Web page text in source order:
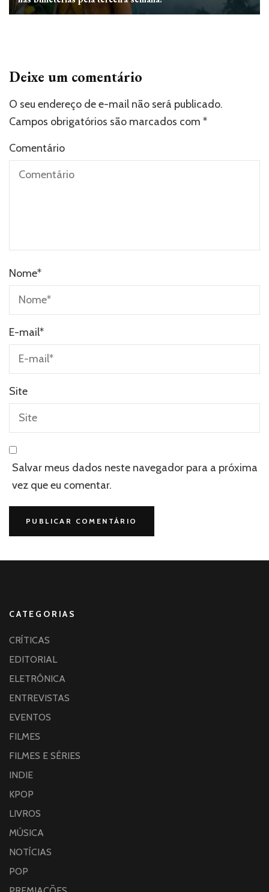
Deixe um comentário
O seu endereço de e-mail não será publicado.
Campos obrigatórios são marcados com *
Comentário
Nome*
E-mail*
Site
Salvar meus dados neste navegador para a próxima
vez que eu comentar.
CATEGORIAS
CRÍTICAS
EDITORIAL
ELETRÔNICA
ENTREVISTAS
EVENTOS
FILMES
FILMES E SÉRIES
INDIE
KPOP
LIVROS
MÚSICA
NOTÍCIAS
POP